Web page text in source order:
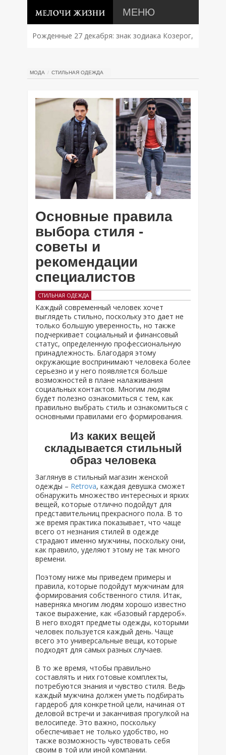
МЕНЮ
Рожденные 27 декабря: знак зодиака Козерог,
МОДА СТИЛЬНАЯ ОДЕЖДА
Основные правила
выбора стиля -
советы и
рекомендации
специалистов
СТИЛЬНАЯ ОДЕЖДА
Каждый современный человек хочет
выглядеть стильно, поскольку это дает не
только большую уверенность, но также
подчеркивает социальный и финансовый
статус, определенную профессиональную
принадлежность. Благодаря этому
окружающие воспринимают человека более
серьезно и у него появляется больше
возможностей в плане налаживания
социальных контактов. Многим людям
будет полезно ознакомиться с тем, как
правильно выбрать стиль и ознакомиться с
основными правилами его формирования.
Из каких вещей
складывается стильный
образ человека
Заглянув в стильный магазин женской
одежды – Retrova, каждая девушка сможет
обнаружить множество интересных и ярких
вещей, которые отлично подойдут для
представительниц прекрасного пола. В то
же время практика показывает, что чаще
всего от незнания стилей в одежде
страдают именно мужчины, поскольку они,
как правило, уделяют этому не так много
времени.
Поэтому ниже мы приведем примеры и
правила, которые подойдут мужчинам для
формирования собственного стиля. Итак,
наверняка многим людям хорошо известно
такое выражение, как «базовый гардероб».
В него входят предметы одежды, которыми
человек пользуется каждый день. Чаще
всего это универсальные вещи, которые
подходят для самых разных случаев.
В то же время, чтобы правильно
составлять и них готовые комплекты,
потребуются знания и чувство стиля. Ведь
каждый мужчина должен уметь подбирать
гардероб для конкретной цели, начиная от
деловой встречи и заканчивая прогулкой на
велосипеде. Это важно, поскольку
обеспечивает не только удобство, но
также возможность чувствовать себя
своим в той или иной компании.